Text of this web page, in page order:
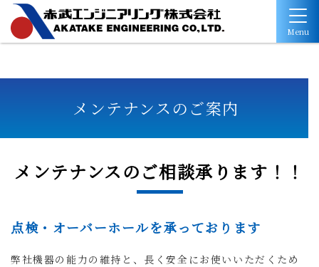
Menu
メンテナンスのご案内
メンテナンスのご相談承ります！！
点検・オーバーホールを承っております
弊社機器の能力の維持と、長く安全にお使いいただくため